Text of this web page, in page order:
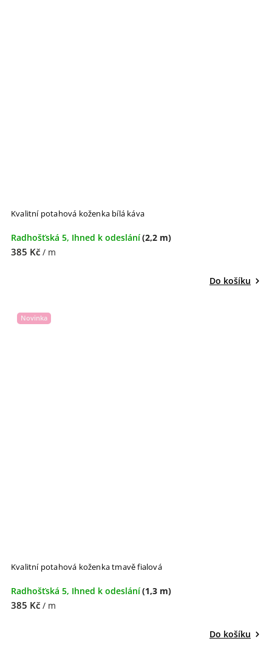
Kvalitní potahová koženka bílá káva
Radhošťská 5, Ihned k odeslání(2,2 m)
385 Kč / m
Do košíku
Novinka
Kvalitní potahová koženka tmavě fialová
Radhošťská 5, Ihned k odeslání(1,3 m)
385 Kč / m
Do košíku